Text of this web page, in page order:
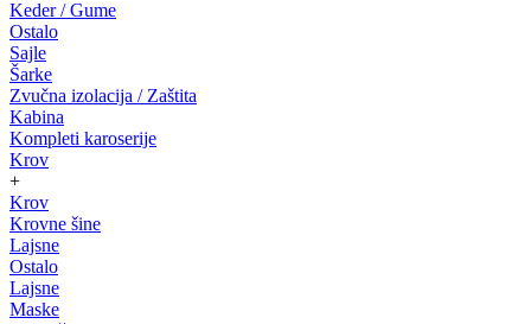
Keder / Gume
Ostalo
Sajle
Šarke
Zvučna izolacija / Zaštita
Kabina
Kompleti karoserije
Krov
+
Krov
Krovne šine
Lajsne
Ostalo
Lajsne
Maske